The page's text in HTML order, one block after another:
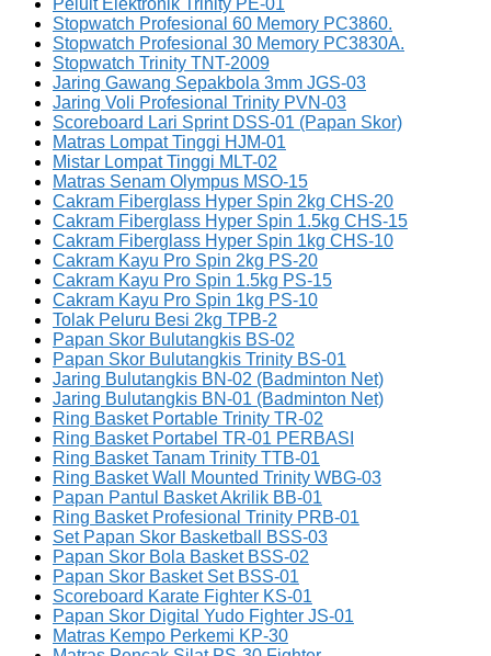
Stopwatch Profesional 60 Memory PC3860.
Stopwatch Profesional 30 Memory PC3830A.
Stopwatch Trinity TNT-2009
Jaring Gawang Sepakbola 3mm JGS-03
Jaring Voli Profesional Trinity PVN-03
Scoreboard Lari Sprint DSS-01 (Papan Skor)
Matras Lompat Tinggi HJM-01
Mistar Lompat Tinggi MLT-02
Matras Senam Olympus MSO-15
Cakram Fiberglass Hyper Spin 2kg CHS-20
Cakram Fiberglass Hyper Spin 1.5kg CHS-15
Cakram Fiberglass Hyper Spin 1kg CHS-10
Cakram Kayu Pro Spin 2kg PS-20
Cakram Kayu Pro Spin 1.5kg PS-15
Cakram Kayu Pro Spin 1kg PS-10
Tolak Peluru Besi 2kg TPB-2
Papan Skor Bulutangkis BS-02
Papan Skor Bulutangkis Trinity BS-01
Jaring Bulutangkis BN-02 (Badminton Net)
Jaring Bulutangkis BN-01 (Badminton Net)
Ring Basket Portable Trinity TR-02
Ring Basket Portabel TR-01 PERBASI
Ring Basket Tanam Trinity TTB-01
Ring Basket Wall Mounted Trinity WBG-03
Papan Pantul Basket Akrilik BB-01
Ring Basket Profesional Trinity PRB-01
Set Papan Skor Basketball BSS-03
Papan Skor Bola Basket BSS-02
Papan Skor Basket Set BSS-01
Scoreboard Karate Fighter KS-01
Papan Skor Digital Yudo Fighter JS-01
Matras Kempo Perkemi KP-30